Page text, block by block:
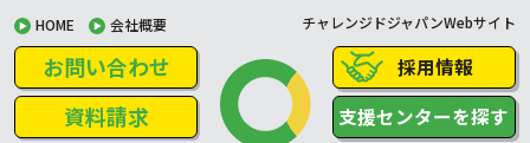
HOME 会社概要 チャレンジドジャパンWebサイト
お問い合わせ
資料請求
採用情報
支援センターを探す